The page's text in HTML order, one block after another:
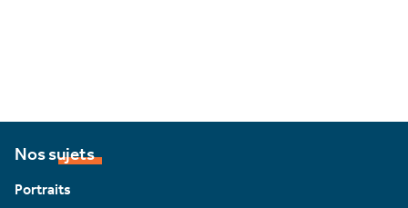
Nos sujets
Portraits